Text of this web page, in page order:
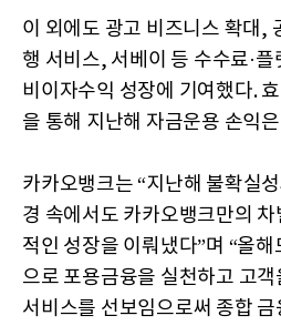
이 외에도 광고 비즈니스 확대,
행 서비스, 서베이 등 수수료·
비이자수익 성장에 기여했다.
을 통해 지난해 자금운용 손익
카카오뱅크는 “지난해 불확실
경 속에서도 카카오뱅크만의
적인 성장을 이뤄냈다”며 “올
으로 포용금융을 실천하고 고
서비스를 선보임으로써 종합